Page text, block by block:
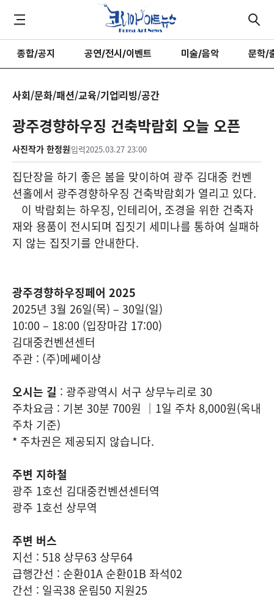
종합/공지 공연/전시/이벤트 미술/음악 문학/
사회/문화/패션/교육/기업리빙/공간
광주경향하우징 건축박람회 오늘 오픈
사진작가 한정원입력2025.03.27 23:00
집단장을 하기 좋은 봄을 맞이하여 광주 김대중 컨벤
션홀에서 광주경향하우징 건축박람회가 열리고 있다.
이 박람회는 하우징, 인테리어, 조경을 위한 건축자
재와 용품이 전시되며 집짓기 세미나를 통하여 실패하
지 않는 집짓기를 안내한다.
광주경향하우징페어 2025
2025년 3월 26일(목) – 30일(일)
10:00 – 18:00 (입장마감 17:00)
김대중컨벤션센터
주관 : (주)메쎄이상
오시는 길 : 광주광역시 서구 상무누리로 30
주차요금 : 기본 30분 700원 ｜1일 주차 8,000원(옥내
주차 기준)
* 주차권은 제공되지 않습니다.
주변 지하철
광주 1호선 김대중컨벤션센터역
광주 1호선 상무역
주변 버스
지선 : 518 상무63 상무64
급행간선 : 순환01A 순환01B 좌석02
간선 : 일곡38 운림50 지원25